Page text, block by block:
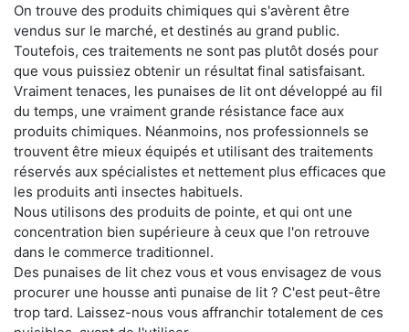
On trouve des produits chimiques qui s'avèrent être
vendus sur le marché, et destinés au grand public.
Toutefois, ces traitements ne sont pas plutôt dosés pour
que vous puissiez obtenir un résultat final satisfaisant.
Vraiment tenaces, les punaises de lit ont développé au fil
du temps, une vraiment grande résistance face aux
produits chimiques. Néanmoins, nos professionnels se
trouvent être mieux équipés et utilisant des traitements
réservés aux spécialistes et nettement plus efficaces que
les produits anti insectes habituels.
Nous utilisons des produits de pointe, et qui ont une
concentration bien supérieure à ceux que l'on retrouve
dans le commerce traditionnel.
Des punaises de lit chez vous et vous envisagez de vous
procurer une housse anti punaise de lit ? C'est peut-être
trop tard. Laissez-nous vous affranchir totalement de ces